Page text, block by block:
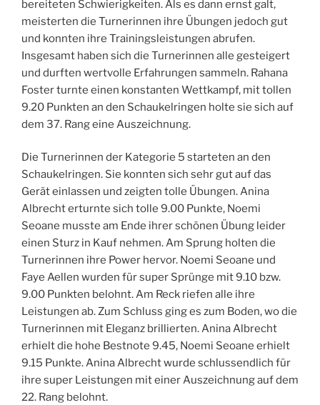
bereiteten Schwierigkeiten. Als es dann ernst galt,
meisterten die Turnerinnen ihre Übungen jedoch gut
und konnten ihre Trainingsleistungen abrufen.
Insgesamt haben sich die Turnerinnen alle gesteigert
und durften wertvolle Erfahrungen sammeln. Rahana
Foster turnte einen konstanten Wettkampf, mit tollen
9.20 Punkten an den Schaukelringen holte sie sich auf
dem 37. Rang eine Auszeichnung.
Die Turnerinnen der Kategorie 5 starteten an den
Schaukelringen. Sie konnten sich sehr gut auf das
Gerät einlassen und zeigten tolle Übungen. Anina
Albrecht erturnte sich tolle 9.00 Punkte, Noemi
Seoane musste am Ende ihrer schönen Übung leider
einen Sturz in Kauf nehmen. Am Sprung holten die
Turnerinnen ihre Power hervor. Noemi Seoane und
Faye Aellen wurden für super Sprünge mit 9.10 bzw.
9.00 Punkten belohnt. Am Reck riefen alle ihre
Leistungen ab. Zum Schluss ging es zum Boden, wo die
Turnerinnen mit Eleganz brillierten. Anina Albrecht
erhielt die hohe Bestnote 9.45, Noemi Seoane erhielt
9.15 Punkte. Anina Albrecht wurde schlussendlich für
ihre super Leistungen mit einer Auszeichnung auf dem
22. Rang belohnt.